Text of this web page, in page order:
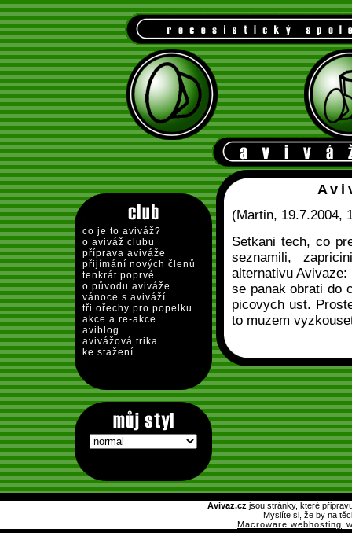
co je to aviváž?
o aviváž clubu
příprava aviváže
přijímání nových členů
tenkrát poprvé
o původu aviváže
vánoce s aviváží
tři ořechy pro popelku
akce a re-akce
aviblog
avivážová trika
ke stažení
(Martin, 19.7.2004,
Setkani tech, co
seznamili,
alternativu
se panak obrati do
picovych ust.
to muzem
Avivaz.cz jsou stránky, které
Myslíte si, že by na
Macroware webhosting ,